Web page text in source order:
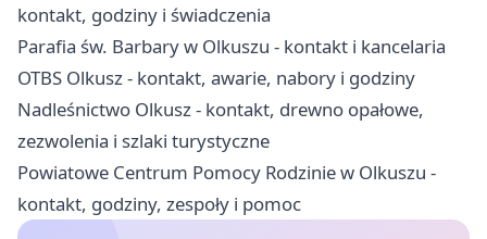
kontakt, godziny i świadczenia
Parafia św. Barbary w Olkuszu - kontakt i kancelaria
OTBS Olkusz - kontakt, awarie, nabory i godziny
Nadleśnictwo Olkusz - kontakt, drewno opałowe,
zezwolenia i szlaki turystyczne
Powiatowe Centrum Pomocy Rodzinie w Olkuszu -
kontakt, godziny, zespoły i pomoc